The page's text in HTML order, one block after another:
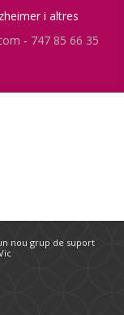
i altres
- 747 85 66 35
nou grup de suport